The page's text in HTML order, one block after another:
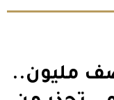
مليون..